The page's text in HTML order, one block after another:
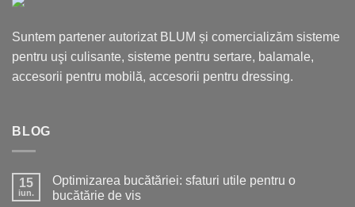
Suntem partener autorizat BLUM și comercializăm sisteme
pentru uşi culisante, sisteme pentru sertare, balamale,
accesorii pentru mobilă, accesorii pentru dressing.
BLOG
15
iun.
Optimizarea bucătăriei: sfaturi utile pentru o
bucătărie de vis